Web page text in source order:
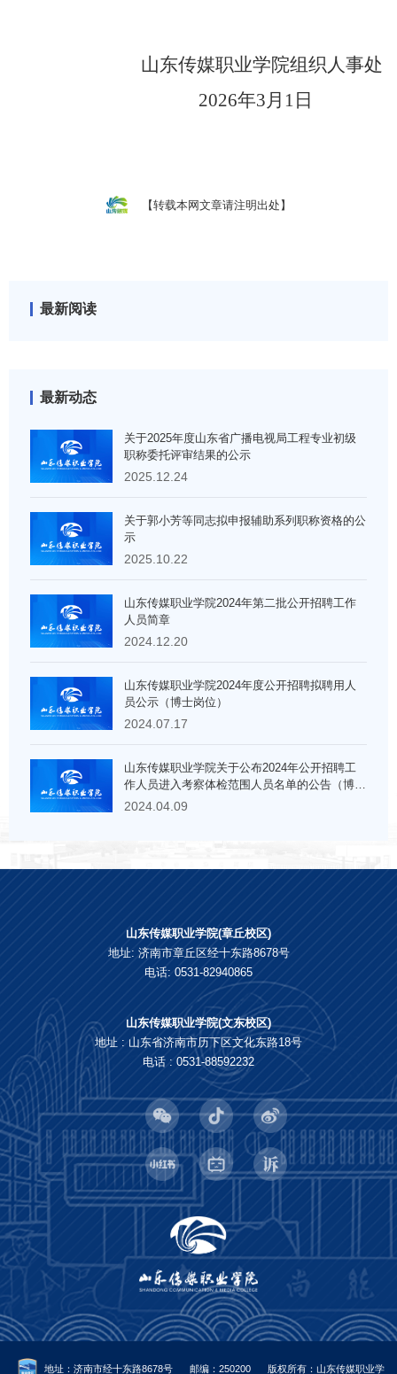
山东传媒职业学院组织人事处
2026年3 月 1 日
【转载本网文章请注明出处】
最新阅读
最新动态
关于2025年度山东省广播电视局工程专业初级
职称委托评审结果的公示
2025.12.24
关于郭小芳等同志拟申报辅助系列职称资格的公
示
2025.10.22
山东传媒职业学院2024年第二批公开招聘工作
人员简章
2024.12.20
山东传媒职业学院2024年度公开招聘拟聘用人
员公示（博士岗位）
2024.07.17
山东传媒职业学院关于公布2024年公开招聘工
作人员进入考察体检范围人员名单的公告（博士
岗位）
2024.04.09
山东传媒职业学院(章丘校区)
地址: 济南市章丘区经十东路8678号
电话: 0531-82940865
山东传媒职业学院(文东校区)
地址 : 山东省济南市历下区文化东路18号
电话 : 0531-88592232
地址：济南市经十东路8678号 邮编：250200 版权所有：山东传媒职业学